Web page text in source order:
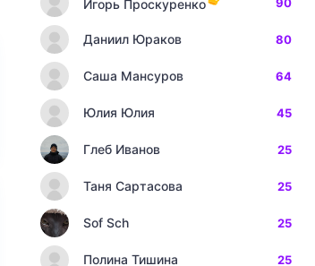
Игорь Проскуренко
Даниил Юраков 80
Саша Мансуров 64
Юлия Юлия 45
Глеб Иванов 25
Таня Сартасова 25
Sof Sch 25
Полина Тишина 25